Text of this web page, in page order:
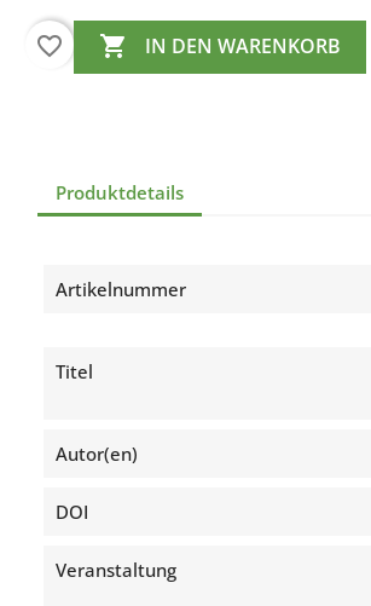
favorite_border  IN DEN WARENKORB
Produktdetails
Artikelnummer
Titel
Autor(en)
DOI
Veranstaltung